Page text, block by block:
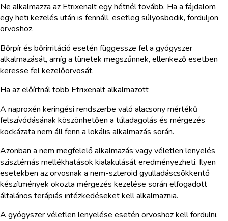
Ne alkalmazza az Etrixenalt egy hétnél tovább. Ha a fájdalom
egy heti kezelés után is fennáll, esetleg súlyosbodik, forduljon
orvoshoz.
Bőrpír és bőrirritáció esetén függessze fel a gyógyszer
alkalmazását, amíg a tünetek megszűnnek, ellenkező esetben
keresse fel kezelőorvosát.
Ha az előírtnál több Etrixenalt alkalmazott
A naproxén keringési rendszerbe való alacsony mértékű
felszívódásának köszönhetően a túladagolás és mérgezés
kockázata nem áll fenn a lokális alkalmazás során.
Azonban a nem megfelelő alkalmazás vagy véletlen lenyelés
szisztémás mellékhatások kialakulását eredményezheti. Ilyen
esetekben az orvosnak a nem-szteroid gyulladáscsökkentő
készítmények okozta mérgezés kezelése során elfogadott
általános terápiás intézkedéseket kell alkalmaznia.
A gyógyszer véletlen lenyelése esetén orvoshoz kell fordulni.